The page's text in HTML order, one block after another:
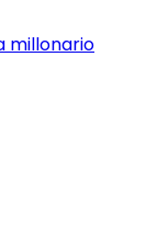
millonario